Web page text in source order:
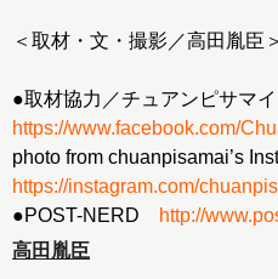
＜取材・文・撮影／高田胤臣＞
●取材協力／チュアンピサマ
https://www.facebook.com/
photo from chuanpisamai’s
https://instagram.com/
●POST-NERD
http://
高田胤臣